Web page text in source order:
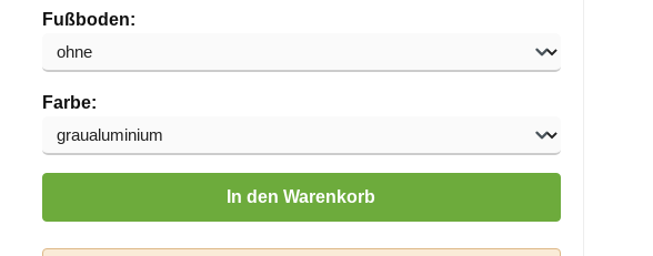
Fußboden:auswählen
Farbe:auswählen
Produkt Anzahl: Gib den gewünschten Wert ein oder benutze die Schaltflächen um
In den Warenkorb